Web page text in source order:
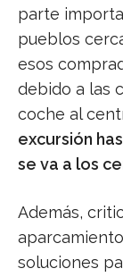
parte
pueblos
esos
debido a las
coche al
excursión
se va a los
Además,
soluciones